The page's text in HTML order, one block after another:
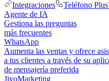
Integraciones
Teléfono Plus
Agente de IA
Gestiona las preguntas
más frecuentes
WhatsApp
Aumenta las ventas y ofrece
a tus clientes a través de su
de mensajería preferida
JivoMarketing